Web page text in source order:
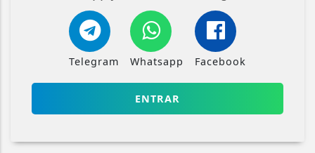
Telegram Whatsapp Facebook
ENTRAR